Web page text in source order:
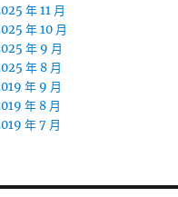
年 11 月
年 10 月
年 9 月
年 8 月
年 9 月
年 8 月
年 7 月